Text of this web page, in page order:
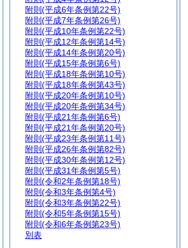
附則 (平成6年条例第22号)
附則 (平成7年条例第26号)
附則 (平成10年条例第22号)
附則 (平成12年条例第14号)
附則 (平成14年条例第20号)
附則 (平成15年条例第6号)
附則 (平成18年条例第10号)
附則 (平成18年条例第43号)
附則 (平成20年条例第10号)
附則 (平成20年条例第34号)
附則 (平成21年条例第6号)
附則 (平成21年条例第20号)
附則 (平成23年条例第11号)
附則 (平成26年条例第82号)
附則 (平成30年条例第12号)
附則 (平成31年条例第5号)
附則 (令和2年条例第18号)
附則 (令和3年条例第4号)
附則 (令和3年条例第22号)
附則 (令和5年条例第15号)
附則 (令和6年条例第23号)
別表